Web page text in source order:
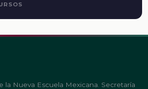
la Nueva Escuela Mexicana. Secretaría